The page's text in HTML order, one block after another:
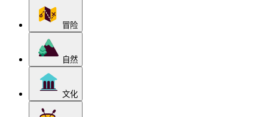
冒险
自然
文化